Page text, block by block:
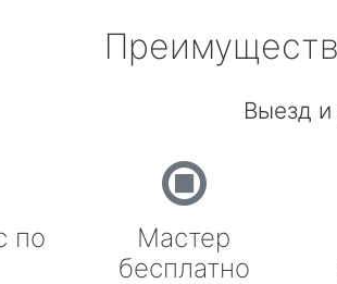
Выезд и
по
Мастер
бесплатно